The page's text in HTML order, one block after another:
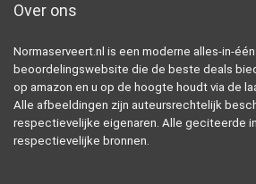
Over ons
Normaserveert.nl is een moderne alles-in-
beoordelingswebsite die de beste deals
op amazon en u op de hoogte houdt via de
Alle afbeeldingen zijn auteursrechtelijk
respectievelijke eigenaren. Alle geciteerde
respectievelijke bronnen.